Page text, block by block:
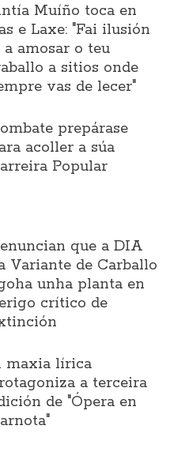
Muíño toca en
e Laxe: "Fai ilusión
amosar o teu
a sitios onde
vas de lecer"
prepárase
acoller a súa
Popular
que a DIA
Variante de Carballo
unha planta en
crítico de
maxia lírica
a terceira
de "Ópera en